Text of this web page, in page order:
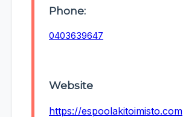
Phone:
0403639647
Website
https://espoolakitoimisto.com